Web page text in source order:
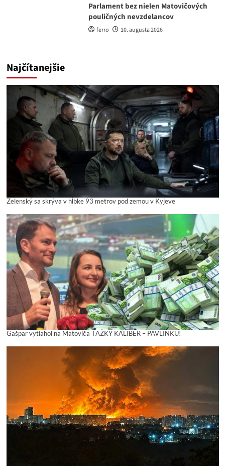
Parlament bez nielen Matovičových
pouličných nevzdelancov
ferro 10. augusta 2026
Najčítanejšie
Zelenský sa skrýva v hĺbke 93 metrov pod zemou v Kyjeve
Gašpar vytiahol na Matoviča ŤAŽKÝ KALIBER – PAVLÍNKU!